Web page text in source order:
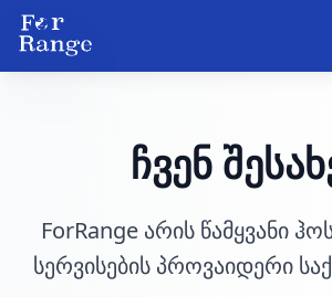
ჩვენ
ForRange არის წამყვანი
სერვისების პროვაიდერი